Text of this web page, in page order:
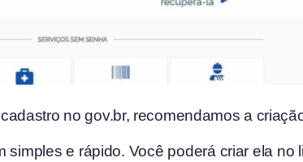
no gov.br, recomendamos a
simples e rápido. Você poderá criar ela